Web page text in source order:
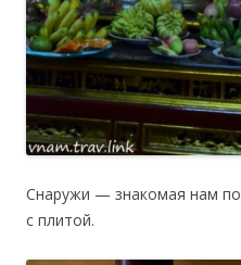
Снаружи — знакомая нам по
с плитой.